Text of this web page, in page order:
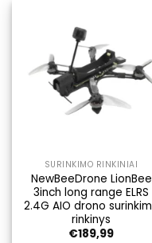
SURINKIMO RINKINIAI
NewBeeDrone LionBee
3inch long range ELRS
2.4G AIO drono
rinkinys
€189,99